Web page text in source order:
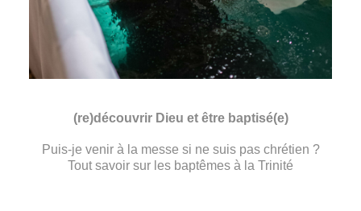
(re)découvrir Dieu et être baptisé(e)
Puis-je venir à la messe si ne suis pas chrétien ?
Tout savoir sur les baptêmes à la Trinité